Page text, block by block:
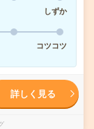
しずか
コツコツ
詳しく見る